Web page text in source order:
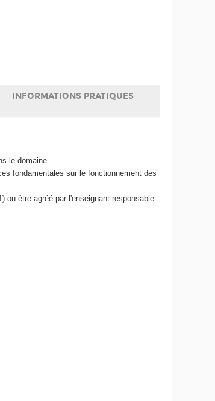
INFORMATIONS PRATIQUES
le domaine.
fondamentales sur le fonctionnement des
ou être agréé par l'enseignant responsable